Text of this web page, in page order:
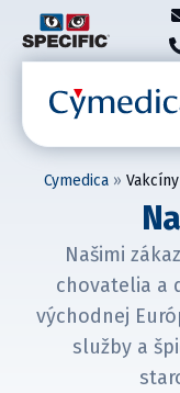
Cymedica »
Našimi
chovatelia a
východnej
služby a